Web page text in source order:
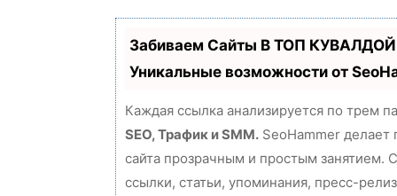
Забиваем Сайты В ТОП
Уникальные возможности от
Каждая ссылка анализируется по трем
SEO, Трафик и SMM. SeoHammer
сайта прозрачным и простым занятием.
ссылки, статьи, упоминания, пресс-